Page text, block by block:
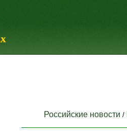
Российские новости /